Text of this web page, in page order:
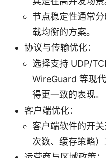
节点稳定性通常
载均衡的方案。
协议与传输优化：
选择支持 UDP/
WireGuard 等现
得更一致的表现。
客户端优化：
客户端软件的开
次数、缓存策略）